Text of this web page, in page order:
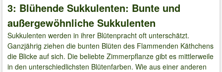
3: Blühende Sukkulenten: Bunte und
außergewöhnliche Sukkulenten
Sukkulenten werden in ihrer Blütenpracht oft unterschätzt.
Ganzjährig ziehen die bunten Blüten des Flammenden Käthchens
die Blicke auf sich. Die beliebte Zimmerpflanze gibt es mittlerweile
in den unterschiedlichsten Blütenfarben. Wie aus einer anderen